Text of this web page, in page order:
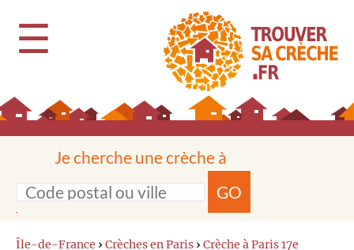
☰
Je cherche une crèche à
GO
Île-de-France › Crèches en Paris › Crèche à Paris 17e